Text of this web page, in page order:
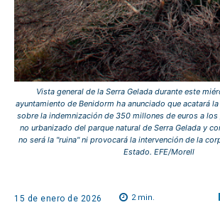
Vista general de la Serra Gelada durante este
ayuntamiento de Benidorm ha anunciado que acatará
sobre la indemnización de 350 millones de euros a
no urbanizado del parque natural de Serra Gelada y
no será la "ruina" ni provocará la intervención de la
Estado. EFE/Morell
15 de enero de 2026 2min.